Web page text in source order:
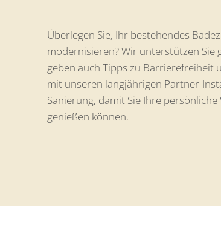
Überlegen Sie, Ihr bestehendes
modernisieren? Wir unterstützen Sie
geben auch Tipps zu Barrierefreiheit
mit unseren langjährigen Partner-
Sanierung, damit Sie Ihre
genießen können.